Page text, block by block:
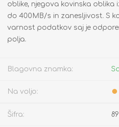
oblike, njegova kovinska oblika
do 400MB/s in zanesljivost. S
varnost podatkov saj je
polja.
Blagovna znamka:
Na voljo:
Šifra: